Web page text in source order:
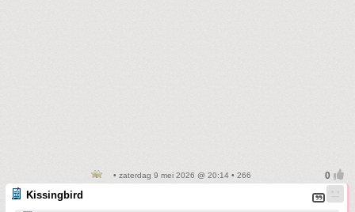
• zaterdag 9 mei 2026 @ 20:14 • 266
Kissingbird